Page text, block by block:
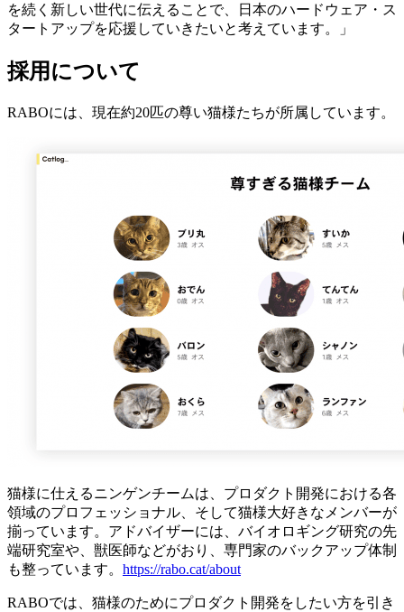
を続く新しい世代に伝えることで、日本のハードウェア・ス
タートアップを応援していきたいと考えています。」
採用について
RABOには、現在約20匹の尊い猫様たちが所属しています。
猫様に仕えるニンゲンチームは、プロダクト開発における各
領域のプロフェッショナル、そして猫様大好きなメンバーが
揃っています。アドバイザーには、バイオロギング研究の先
端研究室や、獣医師などがおり、専門家のバックアップ体制
も整っています。 https://rabo.cat/about
RABOでは、猫様のためにプロダクト開発をしたい方を引き